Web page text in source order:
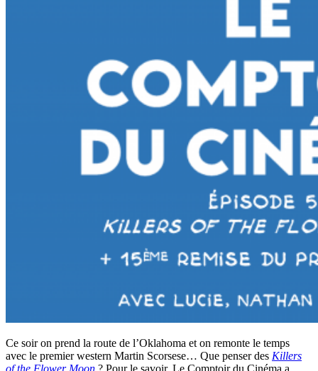
Ce soir on prend la route de l’Oklahoma et on remonte le temps
avec le premier western Martin Scorsese… Que penser des Killers
of the Flower Moon ? Pour le savoir, Le Comptoir du Cinéma a